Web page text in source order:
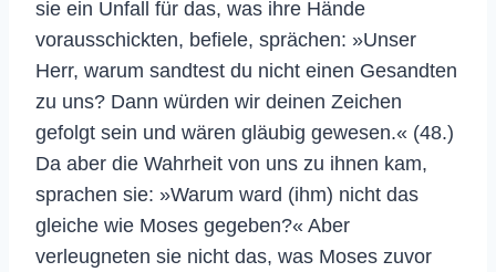
sie ein Unfall für das, was ihre Hände
vorausschickten, befiele, sprächen: »Unser
Herr, warum sandtest du nicht einen Gesandten
zu uns? Dann würden wir deinen Zeichen
gefolgt sein und wären gläubig gewesen.« (48.)
Da aber die Wahrheit von uns zu ihnen kam,
sprachen sie: »Warum ward (ihm) nicht das
gleiche wie Moses gegeben?« Aber
verleugneten sie nicht das, was Moses zuvor